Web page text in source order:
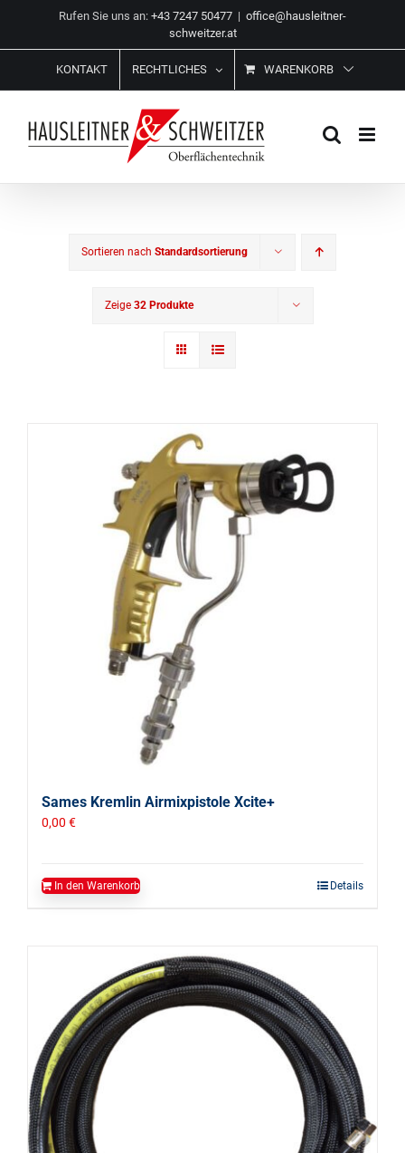
springen
Rufen Sie uns an: +43 7247 50477 | office@hausleitner-
schweitzer.at
KONTAKT RECHTLICHES WARENKORB
Sortieren nach Standardsortierung
Zeige 32 Produkte
Sames Kremlin Airmixpistole Xcite+
0,00 €
In den Warenkorb Details